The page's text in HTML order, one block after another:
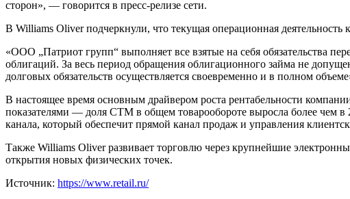
сторон», — говорится в пресс-релизе сети.
В Williams Oliver подчеркнули, что текущая операционная деятельность
«ООО „Патриот групп“ выполняет все взятые на себя обязательства
облигаций. За весь период обращения облигационного займа не
долговых обязательств осуществляется своевременно и в полном
В настоящее время основным драйвером роста рентабельности
показателями — доля СТМ в общем товарообороте выросла более чем в
канала, который обеспечит прямой канал продаж и управления
Также Williams Oliver развивает торговлю через крупнейшие
открытия новых физических точек.
Источник: https://www.retail.ru/